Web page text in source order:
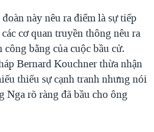
XƯA VÀ NAY
AFGHANISTAN
HÒA Ở VIỆT NAM
KIM TẠI VIỆT NAM
VS. CHÍNH PHỦ VIỆT NAM
LÀN SÓNG TRỘM HẢI SÂM
này nêu ra điểm là sự tiếp
cơ quan truyền thông nêu ra
bằng của cuộc bầu cử.
Bernard Kouchner thừa nhận
thiếu sự cạnh tranh nhưng nói
Nga rõ ràng đã bầu cho ông